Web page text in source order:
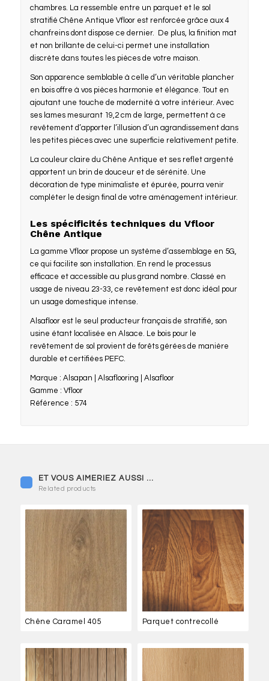
chambres. La ressemble entre un parquet et le sol
stratifié Chêne Antique Vfloor est renforcée grâce aux 4
chanfreins dont dispose ce dernier. De plus, la finition mat
et non brillante de celui-ci permet une installation
discrète dans toutes les pièces de votre maison.
Son apparence semblable à celle d’un véritable plancher
en bois offre à vos pièces harmonie et élégance. Tout en
ajoutant une touche de modernité à votre intérieur. Avec
ses lames mesurant 19,2 cm de large, permettent à ce
revêtement d’apporter l’illusion d’un agrandissement dans
les petites pièces avec une superficie relativement petite.
La couleur claire du Chêne Antique et ses reflet argenté
apportent un brin de douceur et de sérénité. Une
décoration de type minimaliste et épurée, pourra venir
compléter le design final de votre aménagement intérieur.
Les spécificités techniques du Vfloor
Chêne Antique
La gamme Vfloor propose un système d’assemblage en 5G,
ce qui facilite son installation. En rend le processus
efficace et accessible au plus grand nombre. Classé en
usage de niveau 23-33, ce revêtement est donc idéal pour
un usage domestique intense.
Alsafloor est le seul producteur français de stratifié, son
usine étant localisée en Alsace. Le bois pour le
revêtement de sol provient de forêts gérées de manière
durable et certifiées PEFC.
Marque : Alsapan | Alsaflooring | Alsafloor
Gamme : Vfloor
Référence : 574
Related products
Chêne Caramel 405 Parquet contrecollé